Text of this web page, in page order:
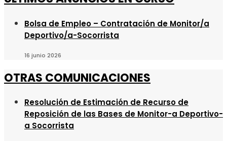
Bolsa de Empleo – Contratación de Monitor/a
Deportivo/a-Socorrista
16 junio 2026
OTRAS COMUNICACIONES
Resolución de Estimación de Recurso de
Reposición de las Bases de Monitor-a Deportivo-
a Socorrista